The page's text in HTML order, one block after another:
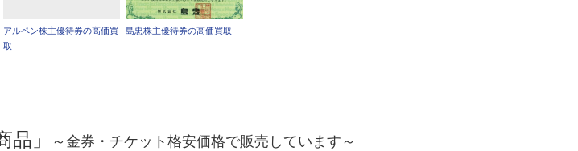
アルペン株主優待券の高価買
取
島忠株主優待券の高価買取
品」 ～金券・チケット格安価格で販売しています～